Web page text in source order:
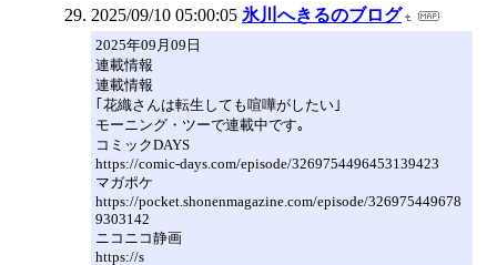
2025/09/10 05:00:05 氷川へきるのブログ
2025年09月09日
連載情報
連載情報
｢花織さんは転生しても喧嘩がしたい｣
モーニング・ツーで連載中です｡
コミックDAYS
https://comic-days.com/episode/3269754496453139423
マガポケ
https://pocket.shonenmagazine.com/episode/326975449678
9303142
ニコニコ静画
https://s